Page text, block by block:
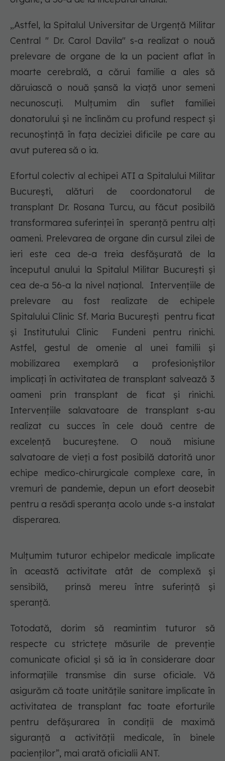
„Astfel, la Spitalul Universitar de Urgență Militar
Central " Dr. Carol Davila" s-a realizat o nouă
prelevare de organe de la un pacient aflat în
moarte cerebrală, a cărui familie a ales să
dăruiască o nouă șansă la viață unor semeni
necunoscuți. Mulțumim din suflet familiei
donatorului și ne înclinăm cu profund respect și
recunoștință în fața deciziei dificile pe care au
avut puterea să o ia.
Efortul colectiv al echipei ATI a Spitalului Militar
București, alături de coordonatorul de
transplant Dr. Rosana Turcu, au făcut posibilă
transformarea suferinței în speranță pentru alți
oameni. Prelevarea de organe din cursul zilei de
ieri este cea de-a treia desfășurată de la
începutul anului la Spitalul Militar București și
cea de-a 56-a la nivel național. Intervențiile de
prelevare au fost realizate de echipele
Spitalului Clinic Sf. Maria București pentru ficat
și Institutului Clinic Fundeni pentru rinichi.
Astfel, gestul de omenie al unei familii și
mobilizarea exemplară a profesioniștilor
implicați în activitatea de transplant salvează 3
oameni prin transplant de ficat și rinichi.
Intervențiile salavatoare de transplant s-au
realizat cu succes în cele două centre de
excelență bucureștene. O nouă misiune
salvatoare de vieți a fost posibilă datorită unor
echipe medico-chirurgicale complexe care, în
vremuri de pandemie, depun un efort deosebit
pentru a resădi speranța acolo unde s-a instalat
disperarea.
Mulțumim tuturor echipelor medicale implicate
în această activitate atât de complexă și
sensibilă, prinsă mereu între suferință și
speranță.
Totodată, dorim să reamintim tuturor să
respecte cu strictețe măsurile de prevenție
comunicate oficial și să ia în considerare doar
informațiile transmise din surse oficiale. Vă
asigurăm că toate unitățile sanitare implicate în
activitatea de transplant fac toate eforturile
pentru defășurarea în condiții de maximă
siguranță a activității medicale, în binele
pacienților”, mai arată oficialii ANT.